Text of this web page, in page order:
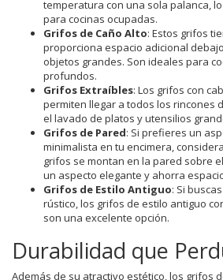
temperatura con una sola palanca,
para cocinas ocupadas.
Grifos de Caño Alto: Estos grifos
proporciona espacio adicional
objetos grandes. Son ideales para
profundos.
Grifos Extraíbles: Los grifos con
permiten llegar a todos los rincones
el lavado de platos y utensilios
Grifos de Pared: Si prefieres un
minimalista en tu encimera,
grifos se montan en la pared sobre
un aspecto elegante y ahorra
Grifos de Estilo Antiguo: Si
rústico, los grifos de estilo antiguo
son una excelente opción.
Durabilidad que
Además de su atractivo estético, los grifos